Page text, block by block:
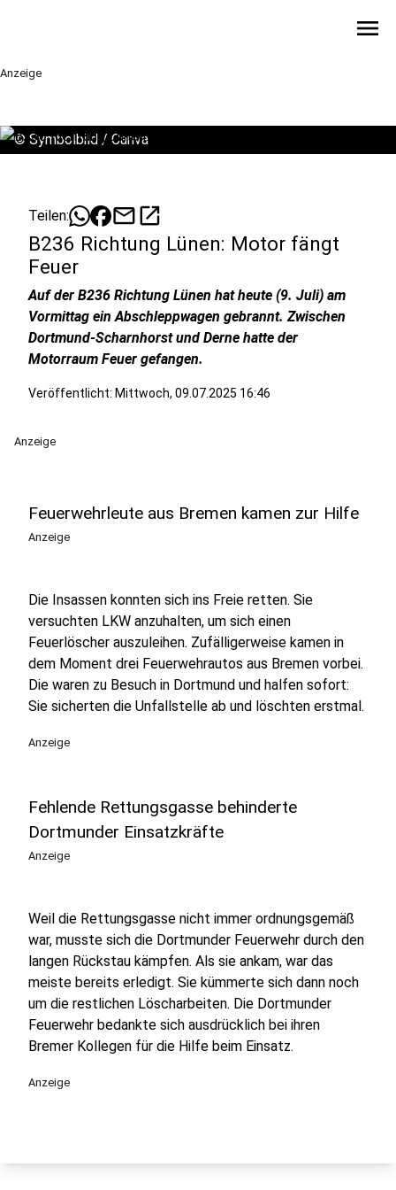
menu
Anzeige
© Symbolbild / Canva
Teilen: mailopen_in_new
B236 Richtung Lünen: Motor fängt
Feuer
Auf der B236 Richtung Lünen hat heute (9. Juli) am
Vormittag ein Abschleppwagen gebrannt. Zwischen
Dortmund-Scharnhorst und Derne hatte der
Motorraum Feuer gefangen.
Veröffentlicht: Mittwoch, 09.07.2025 16:46
Anzeige
Feuerwehrleute aus Bremen kamen zur Hilfe
Anzeige
Die Insassen konnten sich ins Freie retten. Sie
versuchten LKW anzuhalten, um sich einen
Feuerlöscher auszuleihen. Zufälligerweise kamen in
dem Moment drei Feuerwehrautos aus Bremen vorbei.
Die waren zu Besuch in Dortmund und halfen sofort:
Sie sicherten die Unfallstelle ab und löschten erstmal.
Anzeige
Fehlende Rettungsgasse behinderte
Dortmunder Einsatzkräfte
Anzeige
Weil die Rettungsgasse nicht immer ordnungsgemäß
war, musste sich die Dortmunder Feuerwehr durch den
langen Rückstau kämpfen. Als sie ankam, war das
meiste bereits erledigt. Sie kümmerte sich dann noch
um die restlichen Löscharbeiten. Die Dortmunder
Feuerwehr bedankte sich ausdrücklich bei ihren
Bremer Kollegen für die Hilfe beim Einsatz.
Anzeige